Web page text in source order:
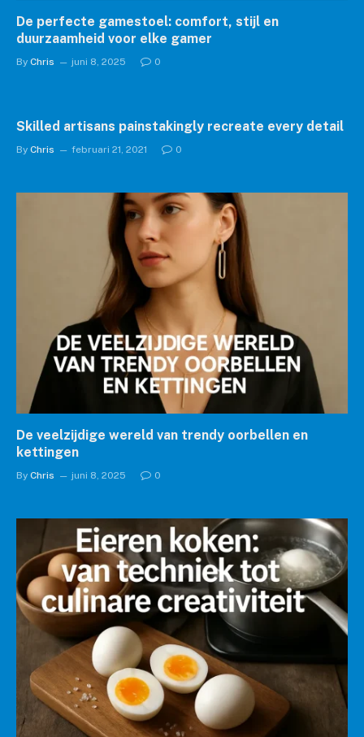
De perfecte gamestoel: comfort, stijl en
duurzaamheid voor elke gamer
By Chris juni 8, 2025 0
Skilled artisans painstakingly recreate every detail
By Chris februari 21, 2021 0
De veelzijdige wereld van trendy oorbellen en
kettingen
By Chris juni 8, 2025 0